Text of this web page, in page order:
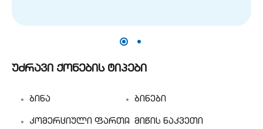
უძრავი ქონების ტიპები
ბინა ბინები
კომერციული ფართი მიწის ნაკვეთი